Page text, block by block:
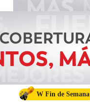
W Fin de Semana